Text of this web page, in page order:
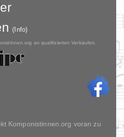
(Info)
an qualifizierten Verkäufen.
Komponistinnen.org voran zu